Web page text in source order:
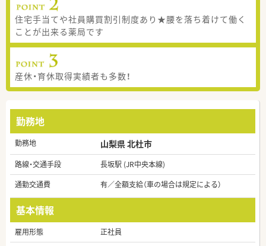
住宅手当てや社員購買割引制度あり★腰を落ち着けて働く
ことが出来る薬局です
産休・育休取得実績者も多数！
勤務地
勤務地 山梨県 北杜市
路線・交通手段
長坂駅 (JR中央本線)
通勤交通費
有／全額支給（車の場合は規定による）
基本情報
雇用形態
正社員